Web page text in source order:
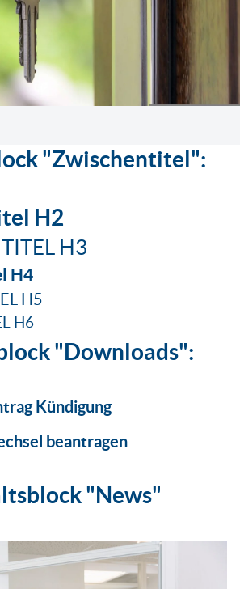
"Zwischentitel":
H2
H3
H4
H5
H6
"Downloads":
Kündigung
beantragen
"News"